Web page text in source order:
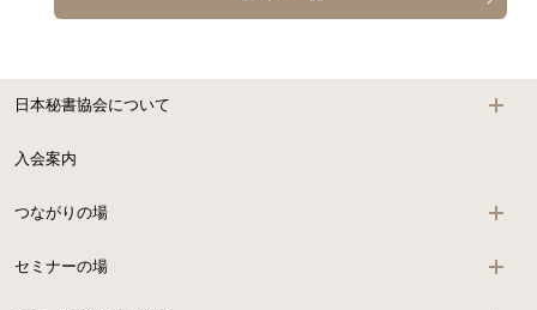
日本秘書協会について
入会案内
つながりの場
セミナーの場